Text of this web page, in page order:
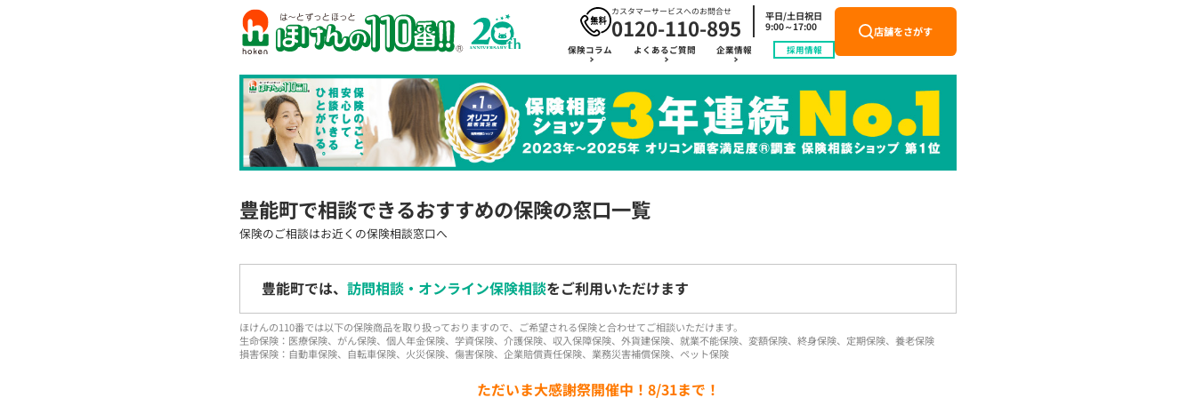
カスタマーサービスへのお問合せ
0120-110-895
平日/土日祝日
9:00～17:00
保険コラム よくあるご質問 企業情報 採用情報
店舗をさがす
豊能町で相談できるおすすめの保険の窓口一覧
保険のご相談はお近くの保険相談窓口へ
豊能町では、 訪問相談・オンライン保険相談をご利用いただけます
ほけんの110番では以下の保険商品を取り扱っておりますので、ご希望される保険と合わせてご相談いただけます。
生命保険：医療保険、がん保険、個人年金保険、学資保険、介護保険、収入保障保険、外貨建保険、就業不能保険、変額保険、終身保険、定期保険、養老保険
損害保険：自動車保険、自転車保険、火災保険、傷害保険、企業賠償責任保険、業務災害補償保険、ペット保険
ただいま大感謝祭開催中！8/31まで！